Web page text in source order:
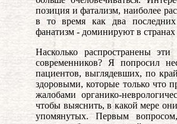
позиция и фатализм, наиболее
в то время как два
фанатизм - доминируют в странах
Насколько распространены
современников? Я попросил
пациентов, выглядевших, по
здоровыми, которые только что
жалобами органико-
чтобы выяснить, в какой мере
упомянутых. Первым